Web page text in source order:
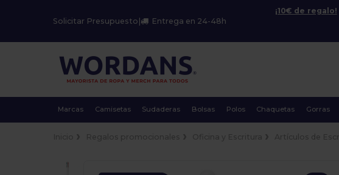
Solicitar Presupuesto Entrega en 24-48h
¡10€ de regalo!
Marcas Camisetas Sudaderas Bolsas Polos Chaquetas Gorras